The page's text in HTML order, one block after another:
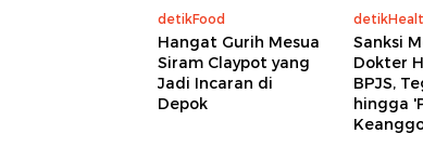
detikFood
Hangat Gurih Mesua
Siram Claypot yang
Jadi Incaran di
Depok
Sanksi
Dokter
BPJS,
hingga